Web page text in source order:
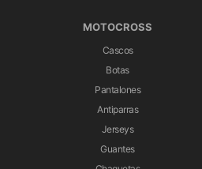
MOTOCROSS
Cascos
Botas
Pantalones
Antiparras
Jerseys
Guantes